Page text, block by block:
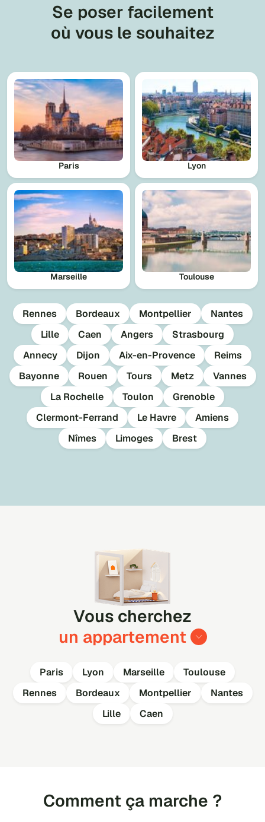
Se poser facilement
où vous le souhaitez
Paris Lyon
Marseille Toulouse
Rennes Bordeaux Montpellier
Nantes
Lille
Caen Angers
Strasbourg
Annecy
Dijon Aix-en-Provence
Reims
Bayonne
Rouen Tours Metz
Vannes
La Rochelle
Toulon
Grenoble
Clermont-Ferrand
Le Havre
Amiens
Nîmes
Limoges Brest
Vous cherchez
un appartement
Paris Lyon Marseille
Toulouse
Rennes
Bordeaux Montpellier
Nantes
Lille
Caen
Comment ça marche ?